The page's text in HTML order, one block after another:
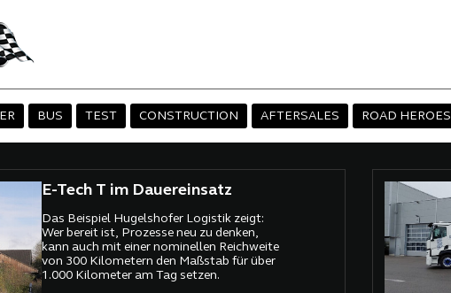
BUS TEST CONSTRUCTION AFTERSALES ROAD HEROES
E-Tech T im Dauereinsatz
Das Beispiel Hugelshofer Logistik zeigt:
Wer bereit ist, Prozesse neu zu denken,
kann auch mit einer nominellen Reichweite
von 300 Kilometern den Maßstab für über
1.000 Kilometer am Tag setzen.